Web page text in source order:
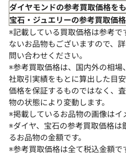
Pt･Pm900 ダイヤモンド ネック
17.45ct
参考買取価格
ダイヤモンドの参考買取価格を
宝石・ジュエリーの参考買取価
※記載している買取価格は参考で
ないお品物もございますので、
問い合わせください。
※参考買取価格は、国内外の相場
社取引実績をもとに算出した目
価格を保証するものではなく、
物の状態により変動します。
※掲載しているお品物の画像はイ
※ダイヤ、宝石の参考買取価格は
るお品物の金額です。
※参考買取価格は全て税込金額で